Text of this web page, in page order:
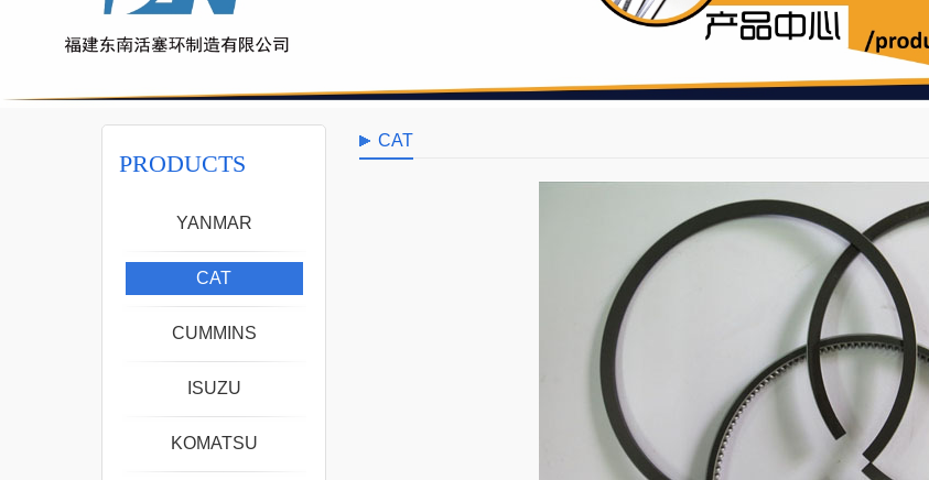
PRODUCTS
YANMAR
CAT
CUMMINS
ISUZU
KOMATSU
CAT